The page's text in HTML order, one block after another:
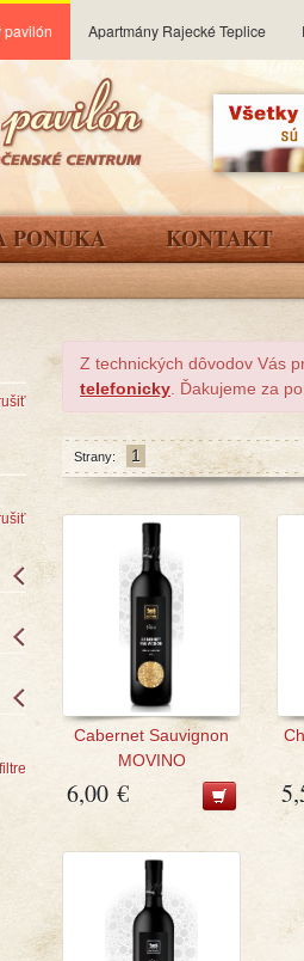
pavilón Apartmány Rajecké Teplice
PONUKA KONTAKT
Z technických dôvodov Vás
telefonicky . Ďakujeme za
Strany: 1
Cabernet Sauvignon
MOVINO
6,00 €